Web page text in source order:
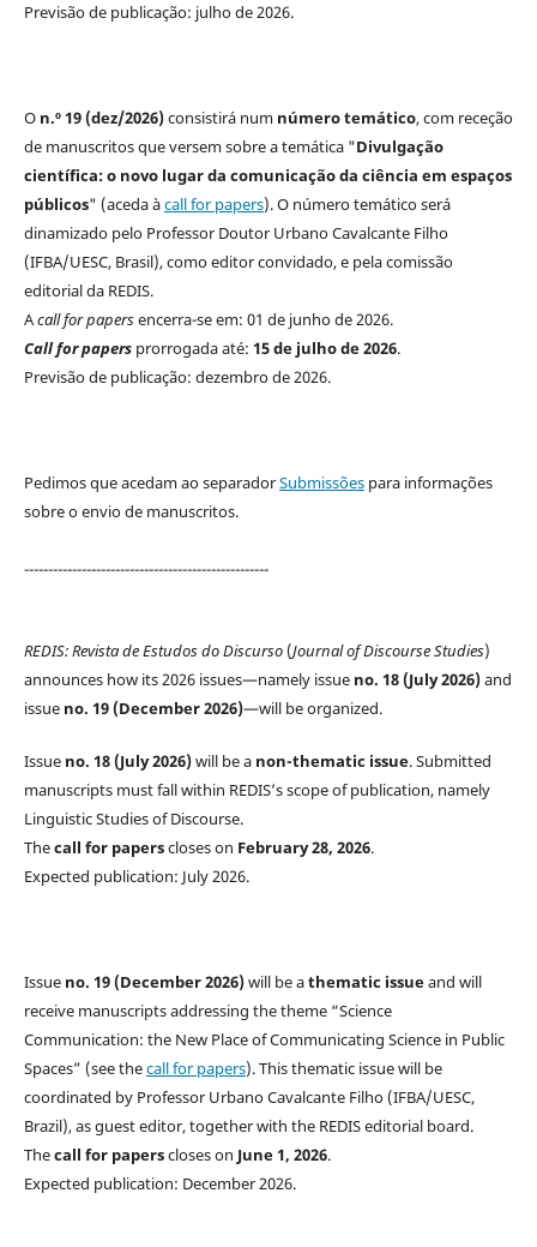
Previsão de publicação: julho de 2026.
O n.º 19 (dez/2026)consistirá num número temático, com receção
de manuscritos que versem sobre a temática "Divulgação
científica: o novo lugar da comunicação da ciência em espaços
públicos" (aceda àcall for papers). O número temático será
dinamizado pelo Professor Doutor Urbano Cavalcante Filho
(IFBA/UESC, Brasil), como editor convidado, e pela comissão
editorial da REDIS.
Acall for papersencerra-se em: 01 de junho de 2026.
Call for papersprorrogada até: 15 de julho de 2026.
Previsão de publicação: dezembro de 2026.
Pedimos que acedam ao separadorSubmissõespara informações
sobre o envio de manuscritos.
---------------------------------------------------
REDIS: Revista de Estudos do Discurso (Journal of Discourse Studies)
announces how its 2026 issues—namely issue no. 18 (July 2026)and
issue no. 19 (December 2026)—will be organized.
Issue no. 18 (July 2026)will be a non-thematic issue. Submitted
manuscripts must fall within REDIS’s scope of publication, namely
Linguistic Studies of Discourse.
Thecall for paperscloses on February 28, 2026.
Expected publication: July 2026.
Issueno. 19 (December 2026)will be athematic issueand will
receive manuscripts addressing the theme “Science
Communication: the New Place of Communicating Science in Public
Spaces” (see thecall for papers). This thematic issue will be
coordinated by Professor Urbano Cavalcante Filho (IFBA/UESC,
Brazil), as guest editor, together with the REDIS editorial board.
Thecall for paperscloses on June 1, 2026.
Expected publication: December 2026.